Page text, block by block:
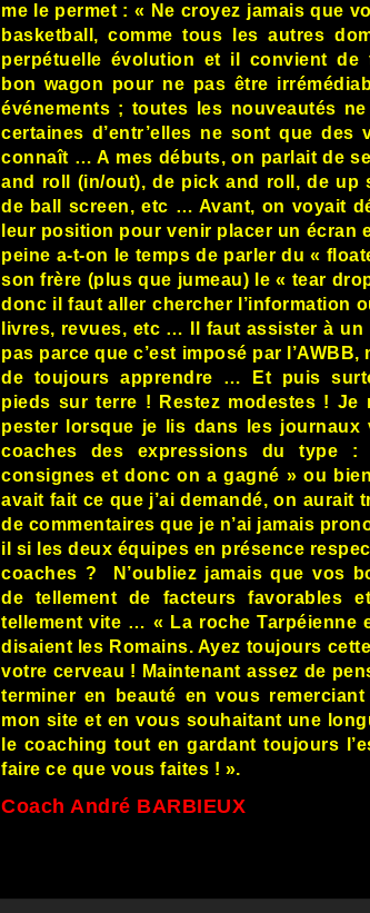
me le permet : « Ne croyez jamais que
basketball, comme tous les autres
perpétuelle évolution et il convient
bon wagon pour ne pas être
événements ; toutes les nouveautés
certaines d’entr’elles ne sont que des
connaît … A mes débuts, on parlait de
and roll (in/out), de pick and roll, de up
de ball screen, etc … Avant, on voyait
leur position pour venir placer un écran
peine a-t-on le temps de parler du «
son frère (plus que jumeau) le « tear
donc il faut aller chercher l’information
livres, revues, etc … Il faut assister à
pas parce que c’est imposé par l’AWBB,
de toujours apprendre … Et puis
pieds sur terre ! Restez modestes ! Je
pester lorsque je lis dans les journaux
coaches des expressions du type
consignes et donc on a gagné » ou
avait fait ce que j’ai demandé, on aurait
de commentaires que je n’ai jamais
il si les deux équipes en présence
coaches ? N’oubliez jamais que vos
de tellement de facteurs favorables
tellement vite … « La roche Tarpéienne
disaient les Romains. Ayez toujours
votre cerveau ! Maintenant assez de
terminer en beauté en vous
mon site et en vous souhaitant une
le coaching tout en gardant toujours
faire ce que vous faites ! ».
Coach André BARBIEUX